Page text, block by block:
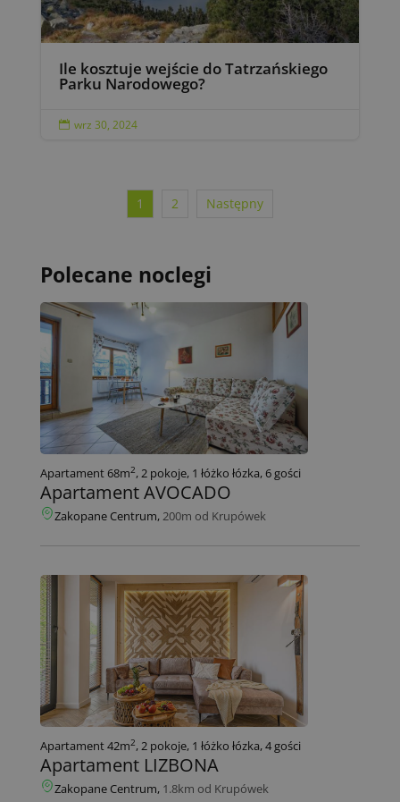
Ile kosztuje wejście do Tatrzańskiego
Parku Narodowego?
 wrz 30, 2024
1 2 Następny
Polecane noclegi
Apartament 68m2, 2 pokoje, 1 łóżko łózka, 6 gości
Apartament AVOCADO
Zakopane Centrum, 200m od Krupówek
Apartament 42m2, 2 pokoje, 1 łóżko łózka, 4 gości
Apartament LIZBONA
Zakopane Centrum, 1.8km od Krupówek